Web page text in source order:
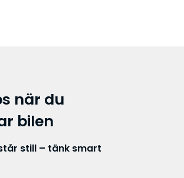
när du
bilen
still – tänk smart